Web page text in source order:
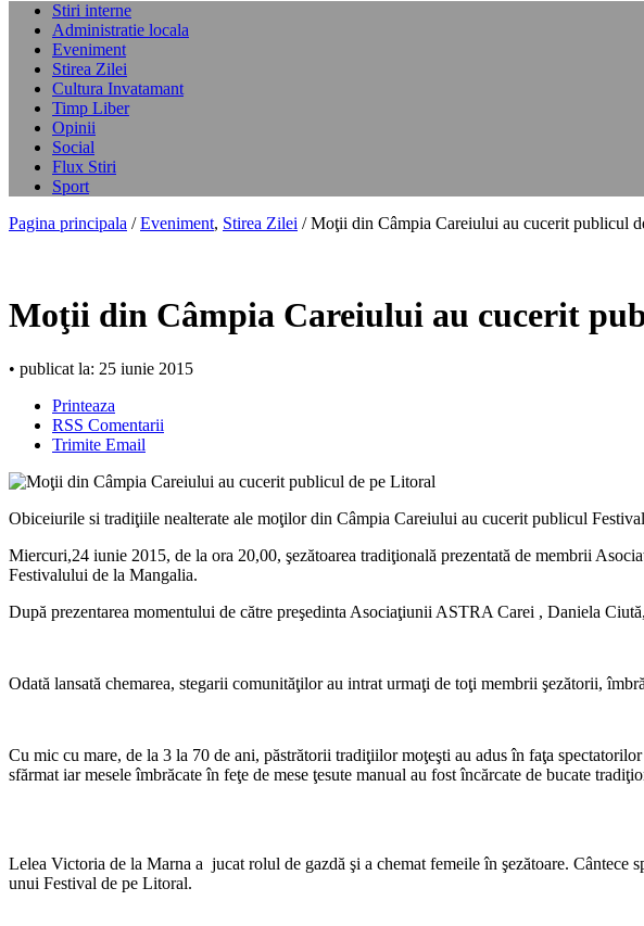
Stiri interne
Administratie locala
Eveniment
Stirea Zilei
Cultura Invatamant
Timp Liber
Opinii
Social
Flux Stiri
Sport
Pagina principala /Eveniment, Stirea Zilei / Moţii din Câmpia Careiului au cucerit publicul
Moţii din Câmpia Careiului au cucerit
• publicat la: 25 iunie 2015
Printeaza
RSS Comentarii
Trimite Email
Obiceiurile si tradiţiile nealterate ale moţilor din Câmpia Careiului au cucerit publicul
Miercuri,24 iunie 2015, de la ora 20,00, şezătoarea tradiţională prezentată de membrii
Festivalului de la Mangalia.
După prezentarea momentului de către preşedinta Asociaţiunii ASTRA Carei , Daniela
Odată lansată chemarea, stegarii comunităţilor au intrat urmaţi de toţi membrii şezătorii,
Cu mic cu mare, de la 3 la 70 de ani, păstrătorii tradiţiilor moţeşti au adus în faţa
sfărmat iar mesele îmbrăcate în feţe de mese ţesute manual au fost încărcate de bucate
Lelea Victoria de la Marna a jucat rolul de gazdă şi a chemat femeile în şezătoare.
unui Festival de pe Litoral.